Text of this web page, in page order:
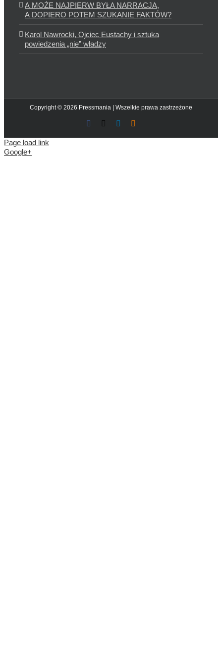
A MOŻE NAJPIERW BYŁA NARRACJA,
A DOPIERO POTEM SZUKANIE FAKTÓW?
Karol Nawrocki, Ojciec Eustachy i sztuka
powiedzenia „nie” władzy
Copyright © 2026 Pressmania | Wszelkie prawa zastrzeżone
Facebook LinkedIn
Page load link
Google+